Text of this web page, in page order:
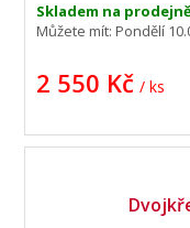
Skladem na
Můžete mít:Pondělí
2 550 Kč / ks